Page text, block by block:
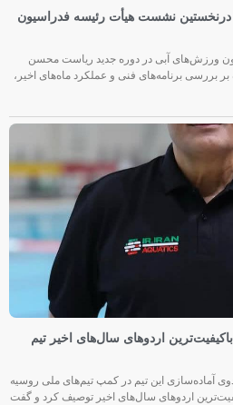
درنخستین نشست هیأت رئیسه فدراسیون
ورزش‌های آبی در دوره جدید ریاست محسن
بررسی برنامه‌های فنی و عملکرد ماه‌های اخیر،
اردوهای سال‌های اخیر تیم
آماده‌سازی این تیم در کمپ تیم‌های ملی روسیه
اردوهای سال‌های اخیر توصیف کرد و گفت